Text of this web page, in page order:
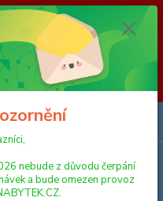
do 23. 8. 2026 nebude z
objednávek a bude omezen
Objednávky přijaté, nebo
v pátek 7. 8. 2026.
7. 8. 2026 do neděle 23. 8.
24. 8. 2026. Děkujeme za
Menu
nebude z důvodu čerpání
a bude omezen provoz